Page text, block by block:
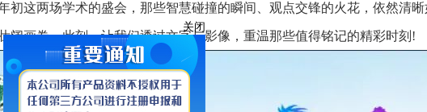
初这两场学术的盛会，那些智慧碰撞的瞬间、观点交锋的火花，依然清
阔画卷。此刻，让我们透过文字与影像，重温那些值得铭记的精彩时刻!